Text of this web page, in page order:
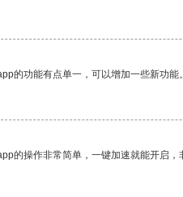
的功能有点单一，可以增加一些新功
的操作非常简单，一键加速就能开启，